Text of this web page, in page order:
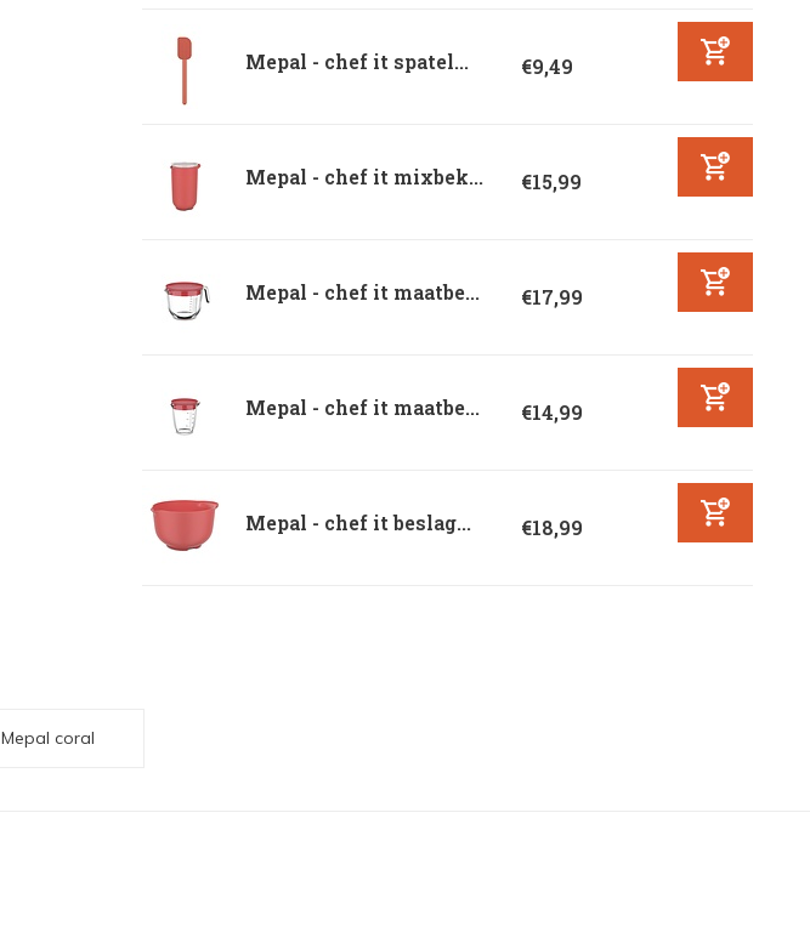
Mepal - chef it spatel... €9,49
Mepal - chef it mixbek... €15,99
Mepal - chef it maatbe... €17,99
Mepal - chef it maatbe... €14,99
Mepal - chef it beslag... €18,99
Mepal coral